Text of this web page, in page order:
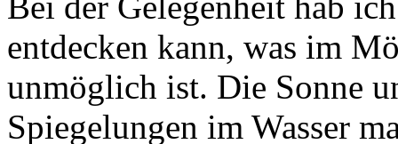
entdecken kann, was im
unmöglich ist. Die Sonne
Spiegelungen im Wasser